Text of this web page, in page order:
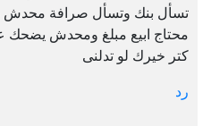
تسأل بنك وتسأل صرافة محدش
محتاج ابيع مبلغ ومحدش يضحك
كتر خيرك لو تدلنى
رد